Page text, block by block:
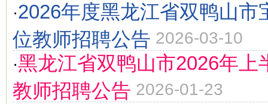
·2026年度黑龙江省双鸭山市
位教师招聘公告 2026-03-10
·黑龙江省双鸭山市2026年上
教师招聘公告 2026-01-23